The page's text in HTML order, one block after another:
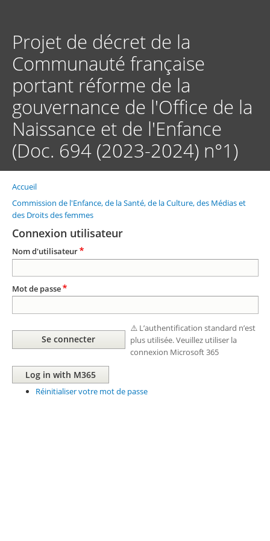
principal
Projet de décret de la
Communauté française
portant réforme de la
gouvernance de l'Office de la
Naissance et de l'Enfance
(Doc. 694 (2023-2024) n°1)
Fil
d'Ariane
Accueil
Commission de l'Enfance, de la Santé, de la Culture, des Médias et
des Droits des femmes
Connexion utilisateur
Nom d'utilisateur
Mot de passe
⚠️ L’authentification standard n’est
plus utilisée. Veuillez utiliser la
connexion Microsoft 365
Réinitialiser votre mot de passe